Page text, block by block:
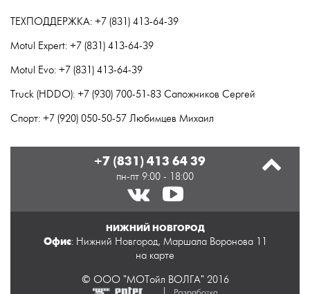
ТЕХПОДДЕРЖКА: +7 (831) 413-64-39
Motul Expert: +7 (831) 413-64-39
Motul Evo: +7 (831) 413-64-39
Truck (HDDO): +7 (930) 700-51-83 Сапожников Сергей
Спорт: +7 (920) 050-50-57 Любимцев Михаил
+7 (831) 413 64 39
пн-пт 9:00 - 18:00
НИЖНИЙ НОВГОРОД
Офис: Нижний Новгород, Маршала Воронова 11
на карте
© ООО "МОТойл ВОЛГА" 2016